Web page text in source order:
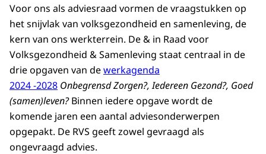
Voor ons als adviesraad vormen de vraagstukken op
het snijvlak van volksgezondheid en samenleving, de
kern van ons werkterrein. De & in Raad voor
Volksgezondheid & Samenleving staat centraal in de
drie opgaven van dewerkagenda
2024 -2028 Onbegrensd Zorgen?, Iedereen Gezond?, Goed
(samen)leven?Binnen iedere opgave wordt de
komende jaren een aantal adviesonderwerpen
opgepakt. De RVS geeft zowel gevraagd als
ongevraagd advies.